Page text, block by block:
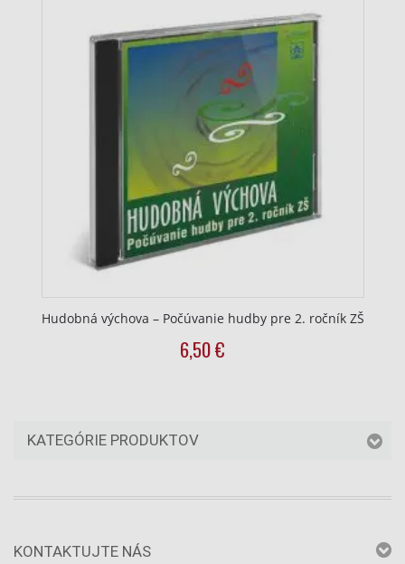
Hudobná výchova – Počúvanie hudby pre 2. ročník ZŠ
6,50€
KATEGÓRIE PRODUKTOV
KONTAKTUJTE NÁS